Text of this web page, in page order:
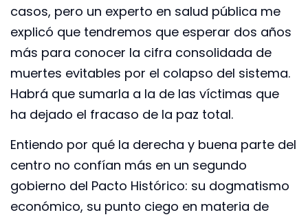
casos, pero un experto en salud pública me
explicó que tendremos que esperar dos años
más para conocer la cifra consolidada de
muertes evitables por el colapso del sistema.
Habrá que sumarla a la de las víctimas que
ha dejado el fracaso de la paz total.
Entiendo por qué la derecha y buena parte del
centro no confían más en un segundo
gobierno del Pacto Histórico: su dogmatismo
económico, su punto ciego en materia de